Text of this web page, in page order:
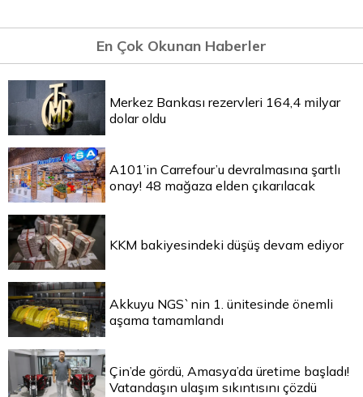
En Çok Okunan Haberler
Merkez Bankası rezervleri 164,4 milyar
dolar oldu
A101’in Carrefour’u devralmasına şartlı
onay! 48 mağaza elden çıkarılacak
KKM bakiyesindeki düşüş devam ediyor
Akkuyu NGS`nin 1. ünitesinde önemli
aşama tamamlandı
Çin’de gördü, Amasya’da üretime başladı!
Vatandaşın ulaşım sıkıntısını çözdü